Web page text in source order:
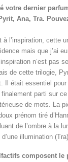
votre dernier
Ana, Tra.
à l’inspiration, cette
mais que j’ai
n’est pas
de cette trilogie,
Il était essentiel pour
parti sur
de mots. La
prénom tiré
de l’ombre à la
illumination
composent le